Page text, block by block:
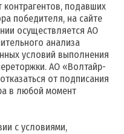
подавших
победителя, на сайте
осуществляется АО
анализа
условий выполнения
АО «Волтайр-
от подписания
в любой момент
с условиями,